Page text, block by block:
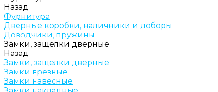
Назад
Фурнитура
Дверные коробки, наличники и доборы
Доводчики, пружины
Замки, защелки дверные
Назад
Замки, защелки дверные
Замки врезные
Замки навесные